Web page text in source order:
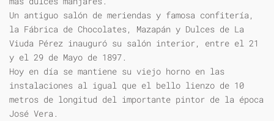
Un antiguo salón de meriendas y famosa confitería,
la Fábrica de Chocolates, Mazapán y Dulces de La
Viuda Pérez inauguró su salón interior, entre el 21
y el 29 de Mayo de 1897.
Hoy en día se mantiene su viejo horno en las
instalaciones al igual que el bello lienzo de 10
metros de longitud del importante pintor de la época
José Vera.